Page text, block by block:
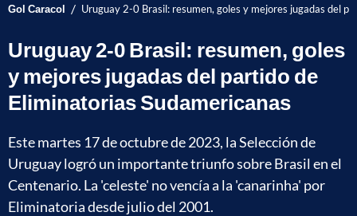
Gol Caracol / Uruguay 2-0 Brasil: resumen, goles y mejores jugadas del
Uruguay 2-0 Brasil: resumen, goles
y mejores jugadas del partido de
Eliminatorias Sudamericanas
Este martes 17 de octubre de 2023, la Selección de
Uruguay logró un importante triunfo sobre Brasil en el
Centenario. La 'celeste' no vencía a la 'canarinha' por
Eliminatoria desde julio del 2001.